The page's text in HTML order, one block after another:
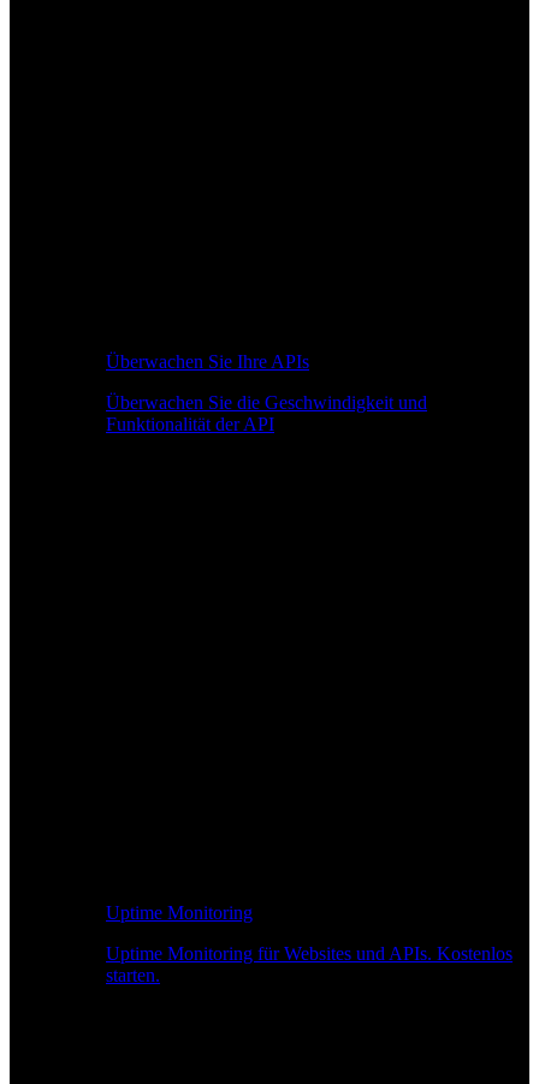
Überwachen Sie Ihre APIs
Überwachen Sie die Geschwindigkeit und
Funktionalität der API
Uptime Monitoring
Uptime Monitoring für Websites und APIs. Kostenlos
starten.